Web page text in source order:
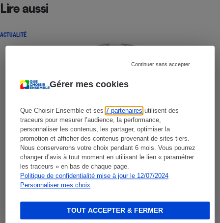
Gérer mes cookies
Que Choisir Ensemble et ses7 partenaires utilisent des
traceurs pour mesurer l’audience, la performance,
personnaliser les contenus, les partager, optimiser la
promotion et afficher des contenus provenant de sites tiers.
Nous conserverons votre choix pendant 6 mois. Vous pourrez
changer d’avis à tout moment en utilisant le lien « paramétrer
les traceurs » en bas de chaque page.
Politique de confidentialité mise à jour le 12/07/2024
Personnaliser mes choix
Continuer sans accepter
TOUT ACCEPTER & FERMER
Lire aussi
ACTUALITÉ